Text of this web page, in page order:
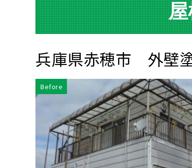
兵庫県赤穂市 外壁
Before